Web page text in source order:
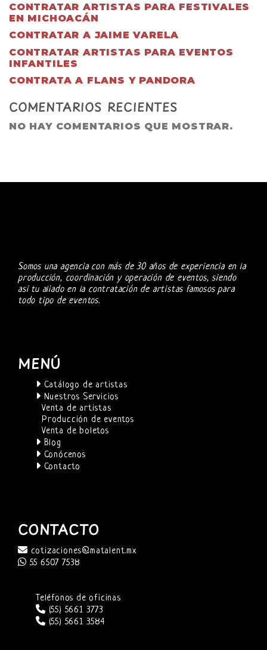
CONTRATAR ARTISTAS PARA FESTIVALES
EN MICHOACÁN
CONTRATAR A JAIME VARELA
CONTRATAR ARTISTAS PARA EVENTOS
INFANTILES
CONTRATA A FLANS Y PANDORA
COMENTARIOS RECIENTES
NO HAY COMENTARIOS QUE MOSTRAR.
Somos una agencia con más de 30 años de experiencia en la
producción, coordinación y operación de eventos, siendo
asi tu aliado en la contratación de artistas famosos para
todo tipo de eventos.
MENÚ
Catálogo de artistas
Nuestros Servicios
Venta de artistas
Producción de eventos
Venta de boletos
Blog
Conócenos
Contacto
CONTACTO
cotizaciones@matalent.mx
55 6507 7538
Teléfonos de oficinas
(55) 5661 3773
(55) 5661 3584